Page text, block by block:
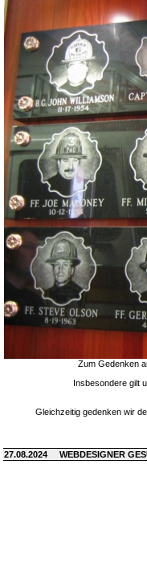
Zum Gedenken
Insbesondere gilt
Gleichzeitig gedenken wir
27.08.2024 WEBDESIGNER